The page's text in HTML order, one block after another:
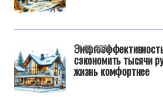
сэкономить тысячи
жизнь комфортнее
17-02-2026